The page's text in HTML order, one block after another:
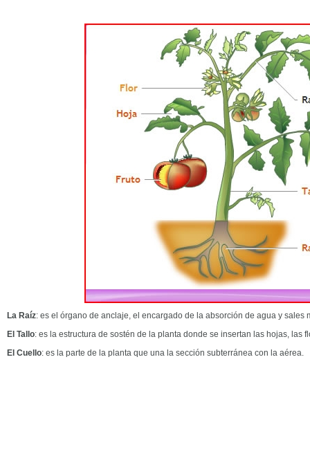
La Raíz: es el órgano de anclaje, el encargado de la absorción de agua y sales
El Tallo: es la estructura de sostén de la planta donde se insertan las hojas, las
El Cuello: es la parte de la planta que una la sección subterránea con la aérea.